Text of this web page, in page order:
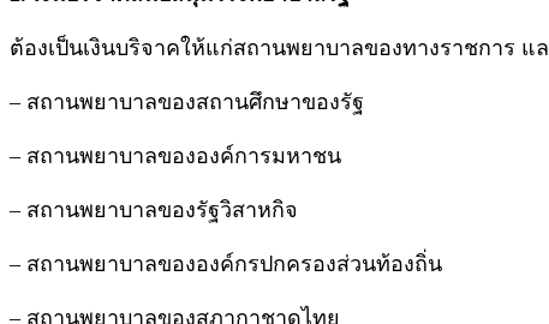
ต้องเป็นเงินบริจาคให้แก่สถานพยาบาลของทางราชการ แ
– สถานพยาบาลของสถานศึกษาของรัฐ
– สถานพยาบาลขององค์การมหาชน
– สถานพยาบาลของรัฐวิสาหกิจ
– สถานพยาบาลขององค์กรปกครองส่วนท้องถิ่น
– สถานพยาบาลของสภากาชาดไทย